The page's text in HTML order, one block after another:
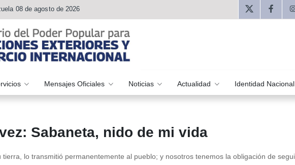
08 de agosto de 2026
Mensajes Oficiales Noticias Actualidad Identidad Nacional
Sabaneta, nido de mi vida
lo transmitió permanentemente al pueblo; y nosotros tenemos la obligación de